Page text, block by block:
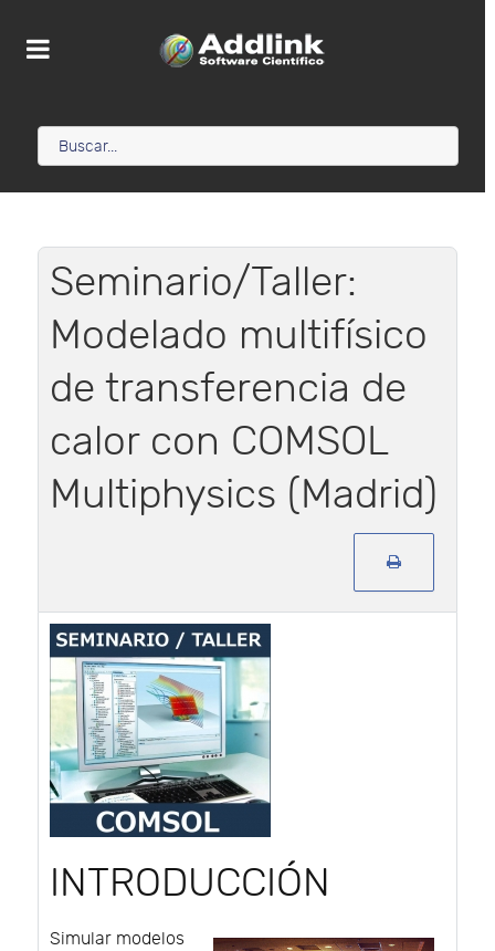
Seminario/Taller:
Modelado multifísico
de transferencia de
calor con COMSOL
Multiphysics (Madrid)
INTRODUCCIÓN
Simular modelos